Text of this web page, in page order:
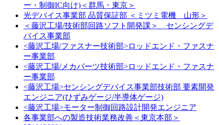
ー・制御IC向け)＜群馬・東京＞
光デバイス事業部 品質保証部 ＜ミツミ電機 山形＞
＜藤沢工場/技術部回路ソフト開発課＞ センシングデ
バイス事業部
<藤沢工場/ファスナー技術部>ロッドエンド・ファスナ
ー事業部
<藤沢工場/メカパーツ技術部>ロッドエンド・ファスナ
ー事業部
<藤沢工場>センシングデバイス事業部技術部 要素開発
エンジニア(ひずみゲージ/半導体ゲージ)
<藤沢工場>モーター制御回路設計開発エンジニア
各事業部への製造技術業務改善＜東京本部＞